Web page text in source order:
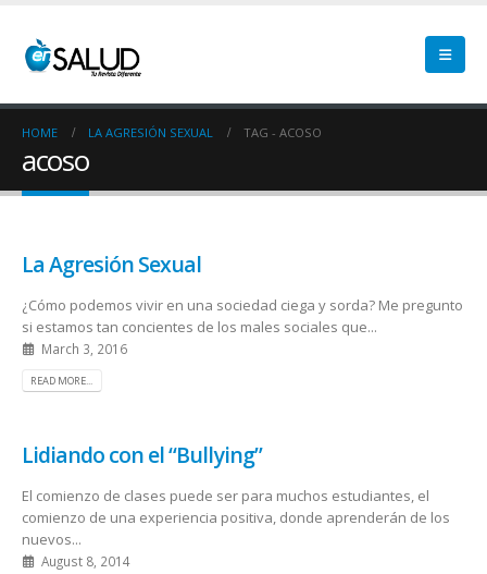
HOME LA AGRESIÓN SEXUAL TAG - ACOSO
acoso
La Agresión Sexual
¿Cómo podemos vivir en una sociedad ciega y sorda? Me pregunto
si estamos tan concientes de los males sociales que...
March 3, 2016
READ MORE...
Lidiando con el “Bullying”
El comienzo de clases puede ser para muchos estudiantes, el
comienzo de una experiencia positiva, donde aprenderán de los
nuevos...
August 8, 2014